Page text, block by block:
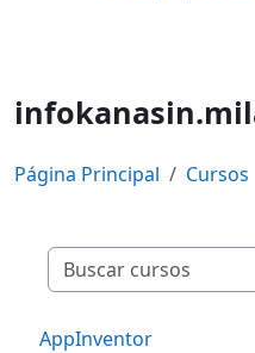
Página Principal Cursos
AppInventor